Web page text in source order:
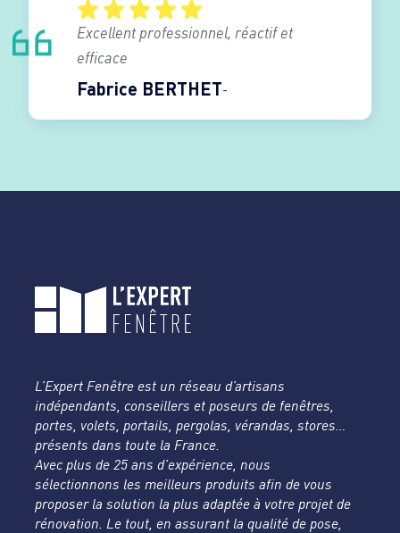
Fabrice BERTHET
Excellent professionnel, réactif et
efficace
L’Expert Fenêtre est un réseau d’artisans
indépendants, conseillers et poseurs de fenêtres,
portes, volets, portails, pergolas, vérandas, stores…
présents dans toute la France.
Avec plus de 25 ans d’expérience, nous
sélectionnons les meilleurs produits afin de vous
proposer la solution la plus adaptée à votre projet de
rénovation. Le tout, en assurant la qualité de pose,